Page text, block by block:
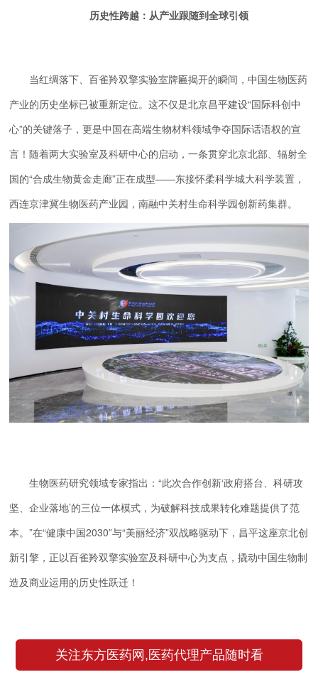
历史性跨越：从产业跟随到全球引领
当红绸落下、百雀羚双擎实验室牌匾揭开的瞬间，中国生物医药
产业的历史坐标已被重新定位。这不仅是北京昌平建设“国际科创中
心”的关键落子，更是中国在高端生物材料领域争夺国际话语权的宣
言！随着两大实验室及科研中心的启动，一条贯穿北京北部、辐射全
国的“合成生物黄金走廊”正在成型——东接怀柔科学城大科学装置，
西连京津冀生物医药产业园，南融中关村生命科学园创新药集群。
生物医药研究领域专家指出：“此次合作创新‘政府搭台、科研攻
坚、企业落地’的三位一体模式，为破解科技成果转化难题提供了范
本。”在“健康中国2030”与“美丽经济”双战略驱动下，昌平这座京北创
新引擎，正以百雀羚双擎实验室及科研中心为支点，撬动中国生物制
造及商业运用的历史性跃迁！
关注东方医药网,医药代理产品随时看